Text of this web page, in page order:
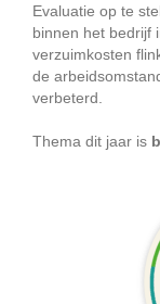
Evaluatie op te
binnen het bedrijf
verzuimkosten
de
verbeterd.
Thema dit jaar is